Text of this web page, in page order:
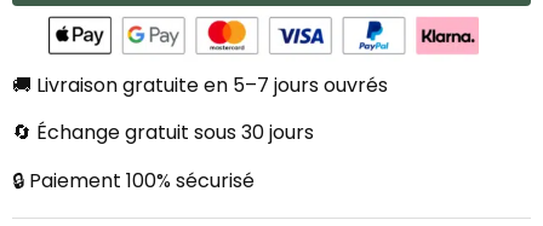
🚚 Livraison gratuite en 5–7 jours ouvrés
🔄 Échange gratuit sous 30 jours
🔒 Paiement 100% sécurisé